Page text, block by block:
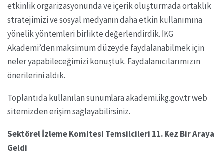
etkinlik organizasyonunda ve içerik oluşturmada ortaklık
stratejimizi ve sosyal medyanın daha etkin kullanımına
yönelik yöntemleri birlikte değerlendirdik. İKG
Akademi’den maksimum düzeyde faydalanabilmek için
neler yapabileceğimizi konuştuk. Faydalanıcılarımızın
önerilerini aldık.
Toplantıda kullanılan sunumlara akademi.ikg.gov.tr web
sitemizden erişim sağlayabilirsiniz.
Sektörel İzleme Komitesi Temsilcileri 11. Kez Bir Araya
Geldi